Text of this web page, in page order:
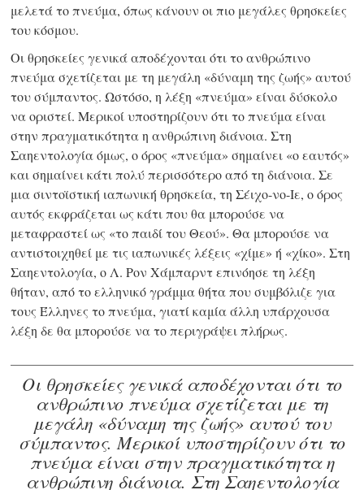
μελετά το πνεύμα, όπως κάνουν οι πιο μεγάλες θρησκείες
του κόσμου.
Οι θρησκείες γενικά αποδέχονται ότι το ανθρώπινο
πνεύμα σχετίζεται με τη μεγάλη «δύναμη της ζωής» αυτού
του σύμπαντος. Ωστόσο, η λέξη «πνεύμα» είναι δύσκολο
να οριστεί. Μερικοί υποστηρίζουν ότι το πνεύμα είναι
στην πραγματικότητα η ανθρώπινη διάνοια. Στη
Σαηεντολογία όμως, ο όρος «πνεύμα» σημαίνει «ο εαυτός»
και σημαίνει κάτι πολύ περισσότερο από τη διάνοια. Σε
μια σιντοϊστική ιαπωνική θρησκεία, τη Σέιχο-νο-Ιε, ο όρος
αυτός εκφράζεται ως κάτι που θα μπορούσε να
μεταφραστεί ως «το παιδί του Θεού». Θα μπορούσε να
αντιστοιχηθεί με τις ιαπωνικές λέξεις «χίμε» ή «χίκο». Στη
Σαηεντολογία, ο Λ. Ρον Χάμπαρντ επινόησε τη λέξη
θήταν, από το ελληνικό γράμμα θήτα που συμβόλιζε για
τους Έλληνες το πνεύμα, γιατί καμία άλλη υπάρχουσα
λέξη δε θα μπορούσε να το περιγράψει πλήρως.
Οι θρησκείες γενικά αποδέχονται ότι το
ανθρώπινο πνεύμα σχετίζεται με τη
μεγάλη «δύναμη της ζωής» αυτού του
σύμπαντος. Μερικοί υποστηρίζουν ότι το
πνεύμα είναι στην πραγματικότητα η
ανθρώπινη διάνοια. Στη Σαηεντολογία